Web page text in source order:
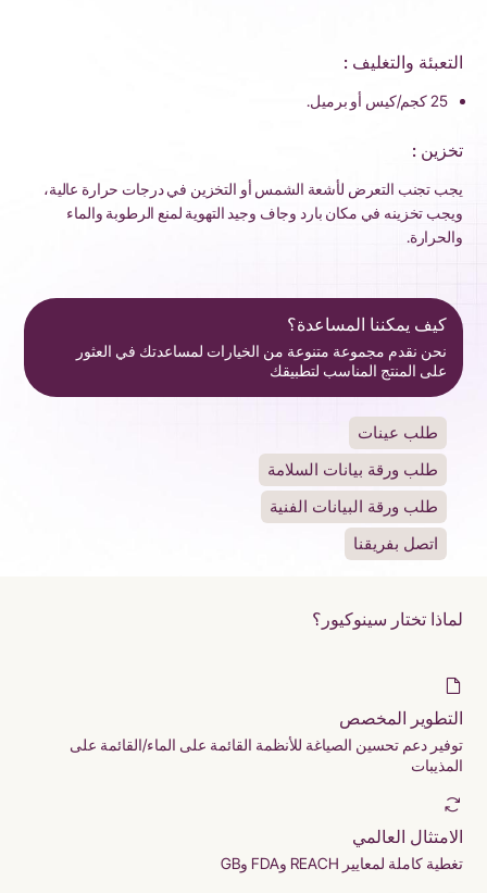
التعبئة والتغليف :
25 كجم/كيس أو برميل.
تخزين :
يجب تجنب التعرض لأشعة الشمس أو التخزين في درجات حرارة عالية،
ويجب تخزينه في مكان بارد وجاف وجيد التهوية لمنع الرطوبة والماء
والحرارة.
كيف يمكننا المساعدة؟
نحن نقدم مجموعة متنوعة من الخيارات لمساعدتك في العثور
على المنتج المناسب لتطبيقك
طلب عينات
طلب ورقة بيانات السلامة
طلب ورقة البيانات الفنية
اتصل بفريقنا
لماذا تختار سينوكيور؟
التطوير المخصص
توفير دعم تحسين الصياغة للأنظمة القائمة على الماء/القائمة على
المذيبات
الامتثال العالمي
تغطية كاملة لمعايير REACH وFDA وGB